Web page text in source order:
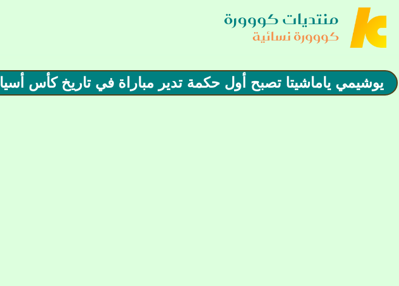
منتديات كووورة
كووورة نسائية
يوشيمي ياماشيتا تصبح أول حكمة تدير مباراة في تاريخ كأس أسيا